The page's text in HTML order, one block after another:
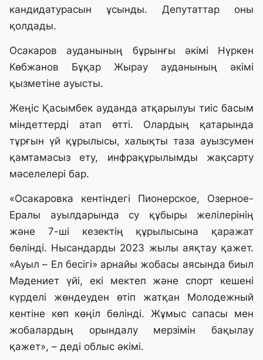
кандидатурасын ұсынды. Депутаттар оны
қолдады.
Осакаров ауданының бұрынғы әкімі Нүркен
Көбжанов Бұқар Жырау ауданының әкімі
қызметіне ауысты.
Жеңіс Қасымбек ауданда атқарылуы тиіс басым
міндеттерді атап өтті. Олардың қатарында
тұрғын үй құрылысы, халықты таза ауызсумен
қамтамасыз ету, инфрақұрылымды жақсарту
мәселелері бар.
«Осакаровка кентіндегі Пионерское, Озерное-
Ералы ауылдарында су құбыры желілерінің
және 7-ші кезектің құрылысына қаражат
бөлінді. Нысандарды 2023 жылы аяқтау қажет.
«Ауыл – Ел бесігі» арнайы жобасы аясында биыл
Мәдениет үйі, екі мектеп және спорт кешені
күрделі жөндеуден өтіп жатқан Молодежный
кентіне көп көңіл бөлінді. Жұмыс сапасы мен
жобалардың орындалу мерзімін бақылау
қажет», – деді облыс әкімі.